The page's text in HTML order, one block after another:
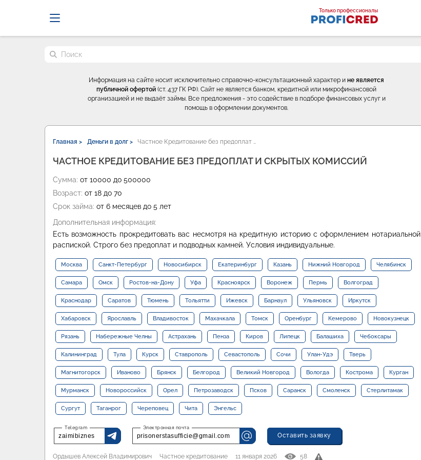
Только профессионалы
Поиск по сайту
Информация на сайте носит исключительно справочно-консультационный характер ине является
публичной офертой (ст. 437 ГК РФ). Сайт не является банком, кредитной или микрофинансовой
организацией и не выдаёт займы. Все предложения - это содействие в подборе финансовых услуг и
помощь в оформлении документов.
Главная > Деньги в долг > Частное Кредитование без предоплат …
ЧАСТНОЕ КРЕДИТОВАНИЕ БЕЗ ПРЕДОПЛАТ И СКРЫТЫХ КОМИССИЙ
Сумма: от 10000 до 500000
Возраст: от 18 до 70
Срок займа: от 6 месяцев до 5 лет
Дополнительная информация:
Есть возможность прокредитовать вас несмотря на кредитную историю с оформлением нотариальной
распиской. Строго без предоплат и подводных камней. Условия индивидуальные.
Москва Санкт-Петербург Новосибирск Екатеринбург Казань Нижний Новгород Челябинск
Самара Омск Ростов-на-Дону Уфа Красноярск Воронеж Пермь Волгоград
Краснодар Саратов Тюмень Тольятти Ижевск Барнаул Ульяновск Иркутск
Хабаровск Ярославль Владивосток Махачкала Томск Оренбург Кемерово Новокузнецк
Рязань Набережные Челны Астрахань Пенза Киров Липецк Балашиха Чебоксары
Калининград Тула Курск Ставрополь Севастополь Сочи Улан-Удэ Тверь
Магнитогорск Иваново Брянск Белгород Великий Новгород Вологда Кострома Курган
Мурманск Новороссийск Орел Петрозаводск Псков Саранск Смоленск Стерлитамак
Сургут Таганрог Череповец Чита Энгельс
zaimibiznes prisonerstasufficie@gmail.com Оставить заявку
Ордышев Алексей Владимирович Частное кредитование 11 января 2026 58